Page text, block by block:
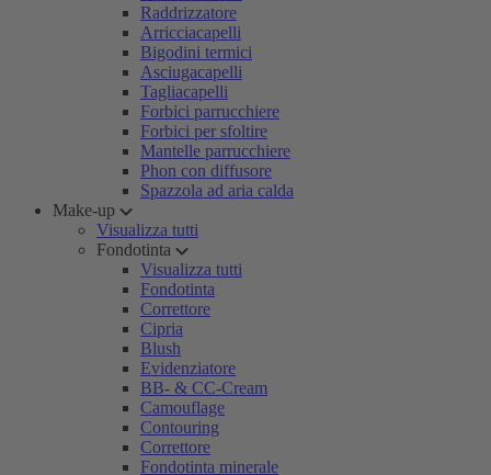
Raddrizzatore
Arricciacapelli
Bigodini termici
Asciugacapelli
Tagliacapelli
Forbici parrucchiere
Forbici per sfoltire
Mantelle parrucchiere
Phon con diffusore
Spazzola ad aria calda
Make-up
Visualizza tutti
Fondotinta
Visualizza tutti
Fondotinta
Correttore
Cipria
Blush
Evidenziatore
BB- & CC-Cream
Camouflage
Contouring
Correttore
Fondotinta minerale